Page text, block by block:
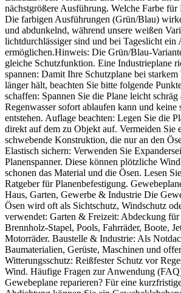
nächstgrößere Ausführung. Welche Farbe
Die farbigen Ausführungen (Grün/Blau)
und abdunkelnd, während unsere weißen
lichtdurchlässiger sind und bei Tageslicht ein
ermöglichen.Hinweis: Die Grün/Blau-
gleiche Schutzfunktion. Eine Industrieplane
spannen: Damit Ihre Schutzplane bei
länger hält, beachten Sie bitte folgende
schaffen: Spannen Sie die Plane leicht schräg
Regenwasser sofort ablaufen kann und keine
entstehen. Auflage beachten: Legen Sie die
direkt auf dem zu Objekt auf. Vermeiden Sie
schwebende Konstruktion, die nur an den
Elastisch sichern: Verwenden Sie
Planenspanner. Diese können plötzliche
schonen das Material und die Ösen. Lesen
Ratgeber für Planenbefestigung.
Haus, Garten, Gewerbe & Industrie Die
Ösen wird oft als Sichtschutz, Windschutz
verwendet: Garten & Freizeit: Abdeckung für
Brennholz-Stapel, Pools, Fahrräder, Boote,
Motorräder. Baustelle & Industrie: Als
Baumaterialien, Gerüste, Maschinen und
Witterungsschutz: Reißfester Schutz vor
Wind. Häufige Fragen zur Anwendung
Gewebeplane reparieren? Für eine